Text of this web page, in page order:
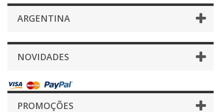
ARGENTINA
NOVIDADES
PROMOÇÕES